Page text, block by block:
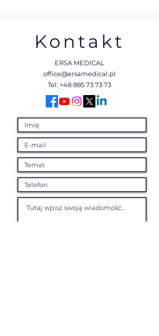
Kontakt
ERSA MEDICAL
office@ersamedical.pl
Tel: +48 885 73 73 73